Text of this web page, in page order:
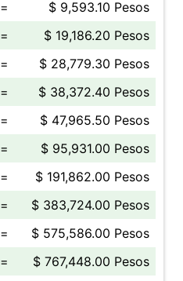
=
$ 9,593.10 Pesos
=
$ 19,186.20 Pesos
=
$ 28,779.30 Pesos
=
$ 38,372.40 Pesos
=
$ 47,965.50 Pesos
=
$ 95,931.00 Pesos
=
$ 191,862.00 Pesos
=
$ 383,724.00 Pesos
=
$ 575,586.00 Pesos
=
$ 767,448.00 Pesos